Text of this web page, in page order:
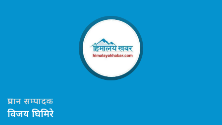
प्रधान सम्पादक
विजय घिमिरे